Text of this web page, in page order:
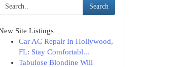
Search
Site Listings
Car AC Repair In Hollywood,
FL: Stay Comfortabl...
Tabulose Blondine Will